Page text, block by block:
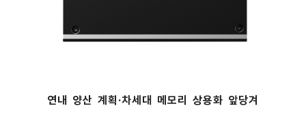
연내 양산 계획·차세대 메모리 상용화 앞당겨